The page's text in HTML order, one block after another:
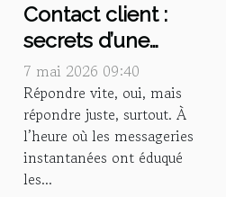
Contact client :
secrets d’une
relation qui ne se
limite pas à la
réponse rapide
7 mai 2026 09:40
Répondre vite, oui, mais
répondre juste, surtout. À
l’heure où les messageries
instantanées ont éduqué
les...